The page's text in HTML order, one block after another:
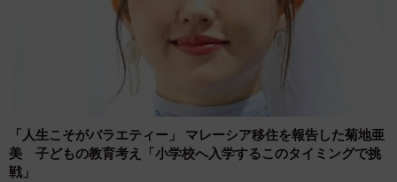
「人生こそがバラエティー」 マレーシア移住を報告した菊地亜
美 子どもの教育考え「小学校へ入学するこのタイミングで挑
戦」